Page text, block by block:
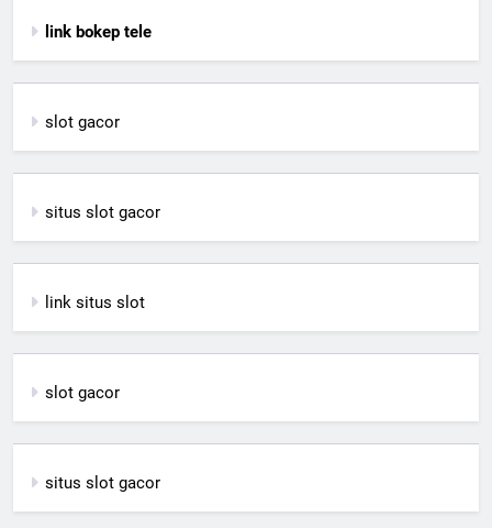
link bokep tele
slot gacor
situs slot gacor
link situs slot
slot gacor
situs slot gacor